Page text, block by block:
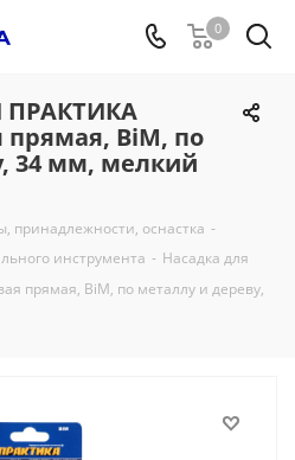
0
ПРАКТИКА
BiM, по
34 мм, мелкий
принадлежности, оснастка -
инструмента - Насадка для
прямая, BiM, по металлу и дереву,